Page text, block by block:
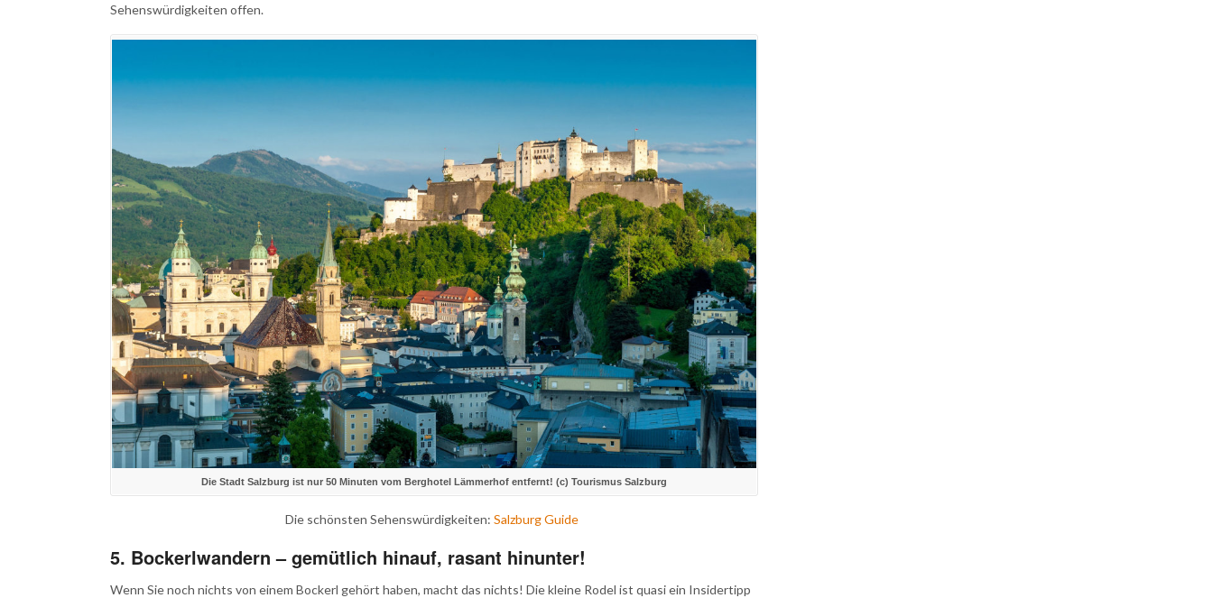
Sehenswürdigkeiten offen.
Die Stadt Salzburg ist nur 50 Minuten vom Berghotel Lämmerhof entfernt! (c) Tourismus Salzburg
Die schönsten Sehenswürdigkeiten:Salzburg Guide
5. Bockerlwandern – gemütlich hinauf, rasant hinunter!
Wenn Sie noch nichts von einem Bockerl gehört haben, macht das nichts! Die kleine Rodel ist quasi ein Insidertipp